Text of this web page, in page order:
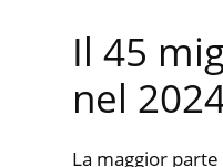
Il 45
nel
La maggior